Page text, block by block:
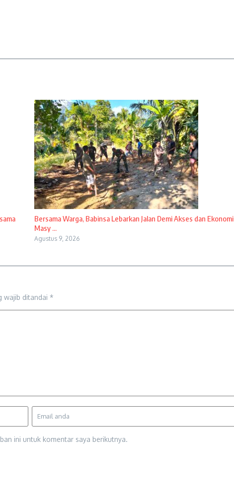
Bersama Warga, Babinsa Lebarkan Jalan Demi Akses dan Ekonomi
Masy ...
Agustus 9, 2026
wajib ditandai *
ini untuk komentar saya berikutnya.